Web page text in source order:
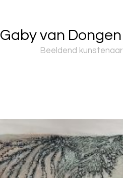
Gaby van Dongen
Beeldend kunstenaar